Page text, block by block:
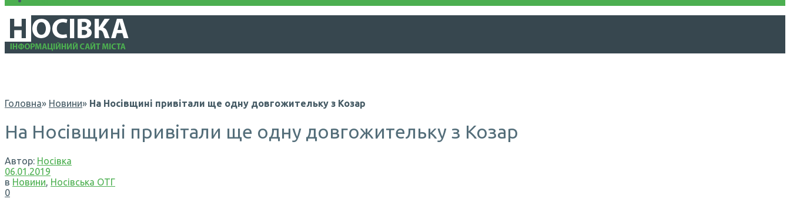
Головна» Новини» На Носівщині привітали ще одну довгожительку з Козар
На Носівщині привітали ще одну довгожительку з Козар
Автор: Носівка
06.01.2019
в Новини, Носівська ОТГ
0